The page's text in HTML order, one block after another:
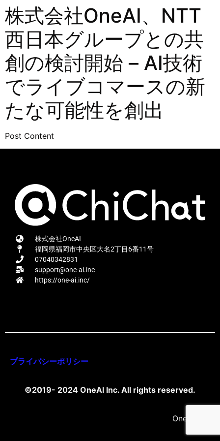
株式会社OneAI、NTT
西日本グループとの共
創の検討開始 – AI技術
でライブコマースの新
たな可能性を創出
Post Content
株式会社OneAI
福岡県福岡市中央区大名2丁目6番11号
07040342831
support@one-ai.inc
https://one-ai.inc/
プライバシーポリシー
©2019- 2024 OneAI Inc. All rights reserved.
OneAI Inc